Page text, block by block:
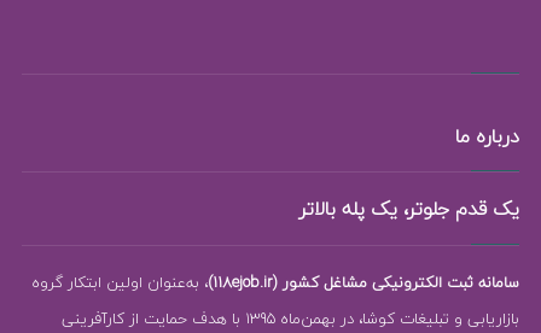
درباره ما
یک قدم جلوتر، یک پله بالاتر
سامانه ثبت الکترونیکی مشاغل کشور (118ejob.ir)
، به‌عنوان اولین ابتکار گروه
بازاریابی و تبلیغات کوشا، در بهمن‌ماه 1395 با هدف حمایت از کارآفرینی